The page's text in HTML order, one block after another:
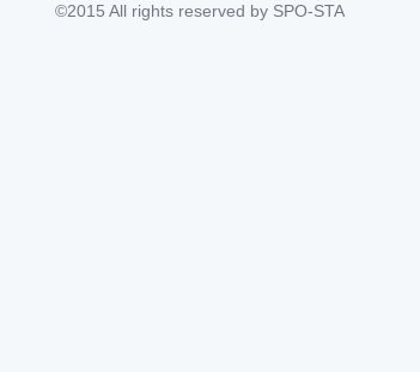
©2015 All rights reserved by SPO-STA